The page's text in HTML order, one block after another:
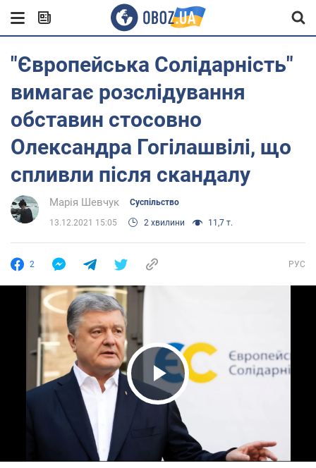
"Європейська Солідарність"
вимагає розслідування
обставин стосовно
Олександра Гогілашвілі, що
спливли після скандалу
Марія Шевчук Суспільство
13.12.2021 15:05 2 хвилини 11,7 т.
2 РУС
Play Video